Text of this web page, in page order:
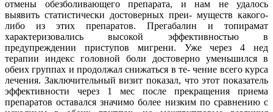
отмены обезболивающего препарата, и нам не удалось
выявить статистически достоверных преи- муществ какого-
либо из этих препаратов. Прегабалин и топирамат
характеризовались высокой эффективностью в
предупреждении приступов мигрени. Уже через 4 нед
терапии индекс головной боли достоверно уменьшился в
обеих группах и продолжал снижаться в те- чение всего курса
лечения. Заключительный визит показал, что этот показатель
эффективности через 1 мес после прекращения приема
препаратов оставался значимо более низким по сравнению с